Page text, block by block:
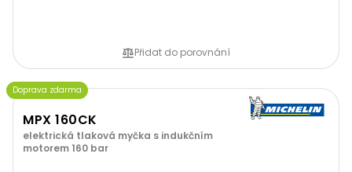
Přidat do porovnání
Doprava zdarma
MPX 160CK
elektrická tlaková myčka s indukčním
motorem 160 bar